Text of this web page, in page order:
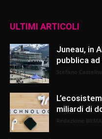
ULTIMI ARTICOLI
Juneau, in
pubblica
miliardi di